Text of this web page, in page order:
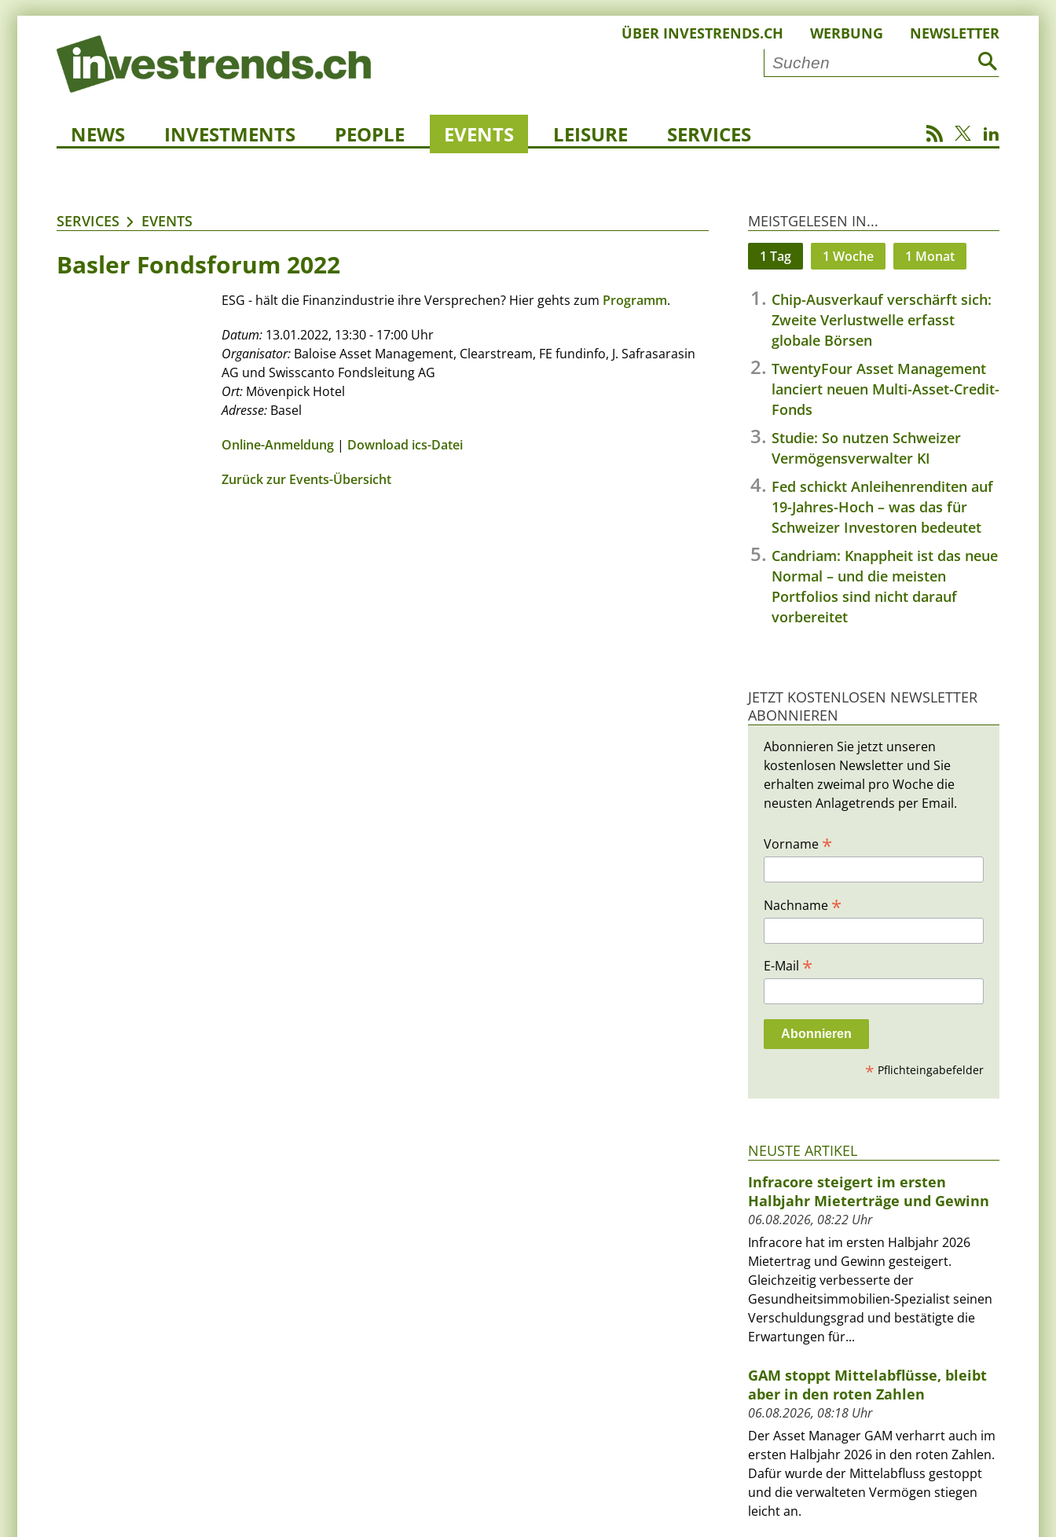
ÜBER INVESTRENDS.CH WERBUNG NEWSLETTER
NEWS INVESTMENTS PEOPLE EVENTS LEISURE SERVICES
SERVICES EVENTS
Basler Fondsforum 2022
ESG - hält die Finanzindustrie ihre Versprechen? Hier gehts zum Programm.
Datum: 13.01.2022, 13:30 - 17:00 Uhr
Organisator: Baloise Asset Management, Clearstream, FE fundinfo, J. Safrasarasin
AG und Swisscanto Fondsleitung AG
Ort: Mövenpick Hotel
Adresse: Basel
Online-Anmeldung | Download ics-Datei
Zurück zur Events-Übersicht
MEISTGELESEN IN...
1 Tag 1 Woche 1 Monat
Chip-Ausverkauf verschärft sich:
Zweite Verlustwelle erfasst
globale Börsen
TwentyFour Asset Management
lanciert neuen Multi-Asset-Credit-
Fonds
Studie: So nutzen Schweizer
Vermögensverwalter KI
Fed schickt Anleihenrenditen auf
19-Jahres-Hoch – was das für
Schweizer Investoren bedeutet
Candriam: Knappheit ist das neue
Normal – und die meisten
Portfolios sind nicht darauf
vorbereitet
JETZT KOSTENLOSEN NEWSLETTER
ABONNIEREN
Abonnieren Sie jetzt unseren
kostenlosen Newsletter und Sie
erhalten zweimal pro Woche die
neusten Anlagetrends per Email.
Vorname *
Nachname *
E-Mail *
* Pflichteingabefelder
NEUSTE ARTIKEL
Infracore steigert im ersten
Halbjahr Mieterträge und Gewinn
06.08.2026, 08:22 Uhr
Infracore hat im ersten Halbjahr 2026
Mietertrag und Gewinn gesteigert.
Gleichzeitig verbesserte der
Gesundheitsimmobilien-Spezialist seinen
Verschuldungsgrad und bestätigte die
Erwartungen für...
GAM stoppt Mittelabflüsse, bleibt
aber in den roten Zahlen
06.08.2026, 08:18 Uhr
Der Asset Manager GAM verharrt auch im
ersten Halbjahr 2026 in den roten Zahlen.
Dafür wurde der Mittelabfluss gestoppt
und die verwalteten Vermögen stiegen
leicht an.